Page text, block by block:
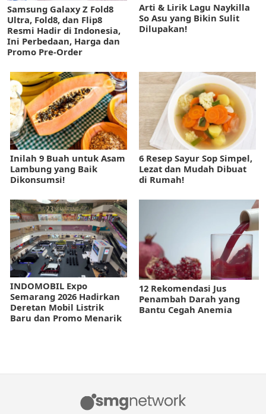
Samsung Galaxy Z Fold8
Ultra, Fold8, dan Flip8
Resmi Hadir di Indonesia,
Ini Perbedaan, Harga dan
Promo Pre-Order
Arti & Lirik Lagu Naykilla
So Asu yang Bikin Sulit
Dilupakan!
Inilah 9 Buah untuk Asam
Lambung yang Baik
Dikonsumsi!
6 Resep Sayur Sop Simpel,
Lezat dan Mudah Dibuat
di Rumah!
INDOMOBIL Expo
Semarang 2026 Hadirkan
Deretan Mobil Listrik
Baru dan Promo Menarik
12 Rekomendasi Jus
Penambah Darah yang
Bantu Cegah Anemia